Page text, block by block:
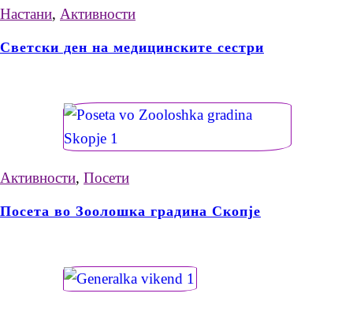
Настани, Активности
Светски ден на медицинските сестри
Активности, Посети
Посета во Зоолошка градина Скопје